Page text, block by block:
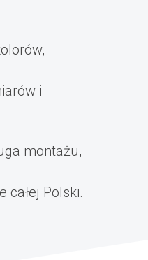
i
montażu,
całej Polski.